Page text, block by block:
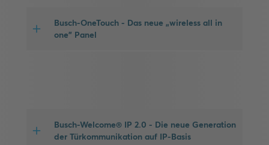
Busch-OneTouch - Das neue „wireless all in
one” Panel
Busch-Welcome® IP 2.0 - Die neue Generation
der Türkommunikation auf IP-Basis